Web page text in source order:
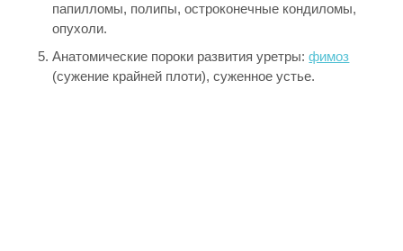
папилломы, полипы, остроконечные кондиломы,
опухоли.
Анатомические пороки развития уретры:фимоз
(сужение крайней плоти), суженное устье.